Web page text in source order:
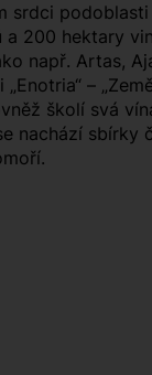
200 hektary
např. Artas,
–
školí svá
nachází